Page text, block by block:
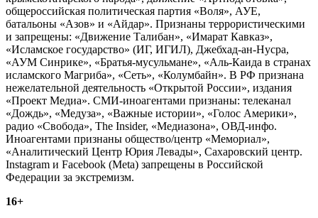
общероссийская политическая партия «Воля», АУЕ,
батальоны «Азов» и «Айдар». Признаны террористическими
и запрещены: «Движение Талибан», «Имарат Кавказ»,
«Исламское государство» (ИГ, ИГИЛ), Джебхад-ан-Нусра,
«АУМ Синрике», «Братья-мусульмане», «Аль-Каида в странах
исламского Магриба», «Сеть», «Колумбайн». В РФ признана
нежелательной деятельность «Открытой России», издания
«Проект Медиа». СМИ-иноагентами признаны: телеканал
«Дождь», «Медуза», «Важные истории», «Голос Америки»,
радио «Свобода», The Insider, «Медиазона», ОВД-инфо.
Иноагентами признаны общество/центр «Мемориал»,
«Аналитический Центр Юрия Левады», Сахаровский центр.
Instagram и Facebook (Metа) запрещены в Российской
Федерации за экстремизм.
16+